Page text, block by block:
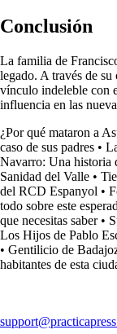
Conclusión
La familia de
legado. A través de
vínculo indeleble con
influencia en las
¿Por qué mataron a
caso de sus padres •
Navarro: Una historia
Sanidad del Valle •
del RCD Espanyol •
todo sobre este
que necesitas saber•
Los Hijos de Pablo
• Gentilicio de
habitantes de esta